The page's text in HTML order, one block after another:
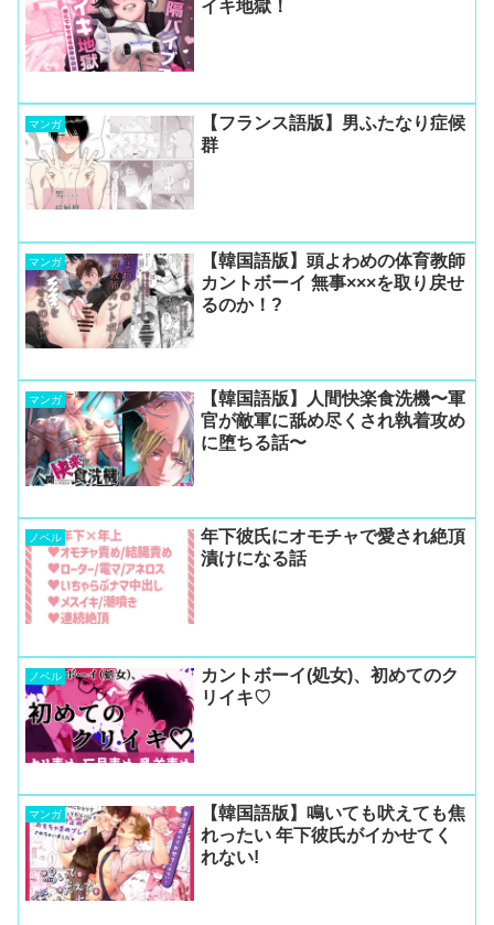
イキ地獄！
マンガ
【フランス語版】男ふたなり症候
群
マンガ
【韓国語版】頭よわめの体育教師
カントボーイ 無事×××を取り戻せ
るのか！?
マンガ
【韓国語版】人間快楽食洗機〜軍
官が敵軍に舐め尽くされ執着攻め
に堕ちる話〜
ノベル
年下彼氏にオモチャで愛され絶頂
漬けになる話
ノベル
カントボーイ(処女)、初めてのク
リイキ♡
マンガ
【韓国語版】鳴いても吠えても焦
れったい 年下彼氏がイかせてく
れない!